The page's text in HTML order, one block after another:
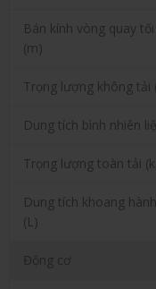
Bán kính vòng quay
(m)
Trọng lượng không tải
Dung tích bình nhiên
Trọng lượng toàn tải
Dung tích khoang
(L)
Động cơ